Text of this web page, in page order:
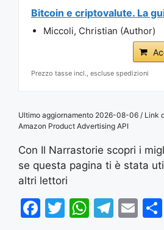
Bitcoin e criptovalute. La
Miccoli, Christian (Author)
Prezzo tasse incl., escluse spedizioni
Ultimo aggiornamento 2026-08-06 / Link
Amazon Product Advertising API
Con Il Narrastorie scopri i
se questa pagina ti è stata
altri lettori
F
T
W T
E